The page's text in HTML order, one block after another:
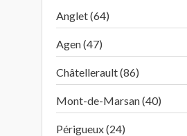
Anglet (64)
Agen (47)
Châtellerault (86)
Mont-de-Marsan (40)
Périgueux (24)